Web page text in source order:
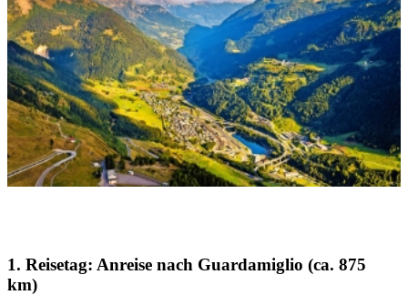
1. Reisetag: Anreise nach Guardamiglio (ca. 875
km)